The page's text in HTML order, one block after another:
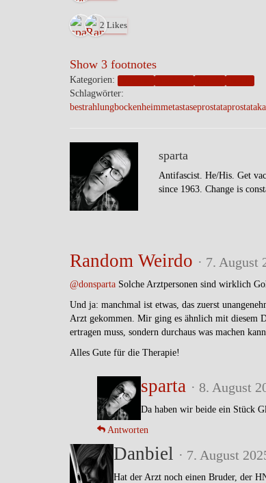
2 Likes
Show 3 footnotes
Kategorien:
Schlagwörter:
bestrahlungbockenheimmetastaseprostata
sparta
Antifascist. He/His. Get
since 1963. Change is
Random Weirdo · 7. August
@donsparta Solche Arztpersonen sind wirklich
Und ja: manchmal ist etwas, das zuerst
Arzt gekommen. Mir ging es ähnlich mit diesem
ertragen muss, sondern durchaus was machen
Alles Gute für die Therapie!
sparta · 8. August
Da haben wir beide ein Stück
Antworten
Danbiel · 7. August
Hat der Arzt noch einen Bruder, der